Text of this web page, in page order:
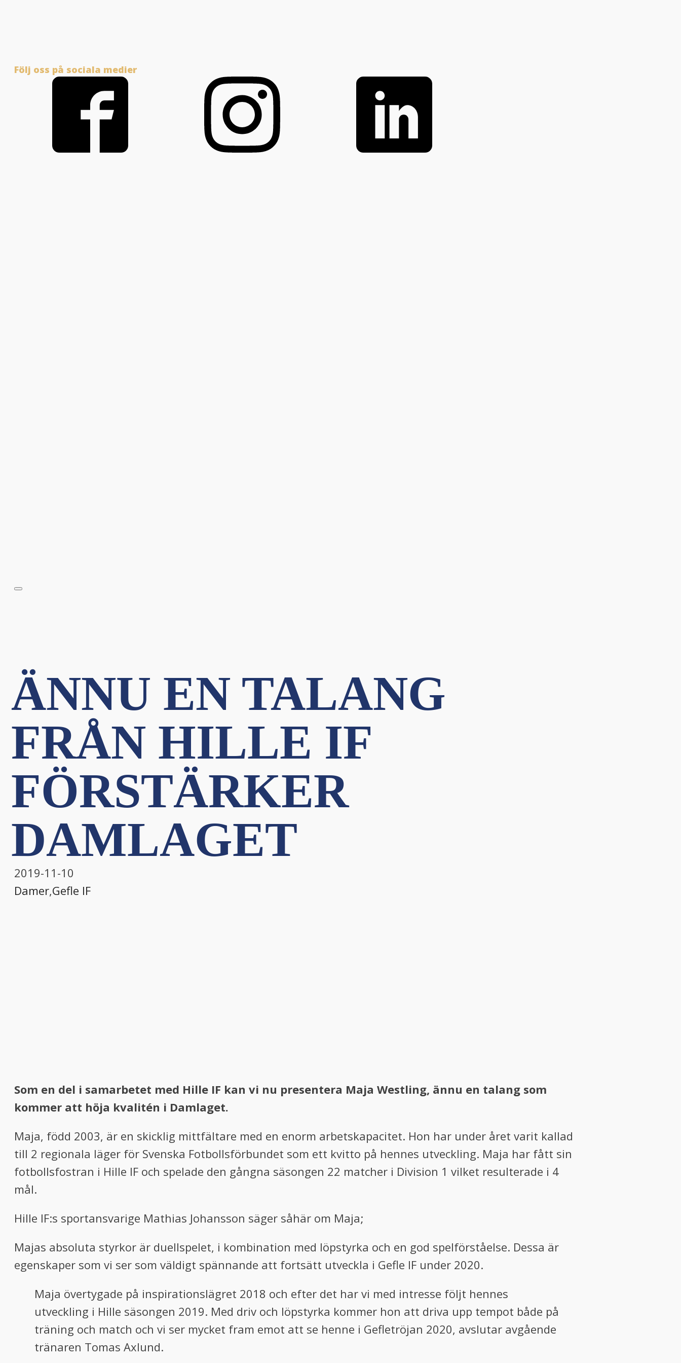
Följ oss på sociala medier
ÄNNU EN TALANG
FRÅN HILLE IF
FÖRSTÄRKER
DAMLAGET
2019-11-10
Damer,Gefle IF
Som en del i samarbetet med Hille IF kan vi nu presentera Maja Westling, ännu en talang som
kommer att höja kvalitén i Damlaget.
Maja, född 2003, är en skicklig mittfältare med en enorm arbetskapacitet. Hon har under året varit kallad
till 2 regionala läger för Svenska Fotbollsförbundet som ett kvitto på hennes utveckling. Maja har fått sin
fotbollsfostran i Hille IF och spelade den gångna säsongen 22 matcher i Division 1 vilket resulterade i 4
mål.
Hille IF:s sportansvarige Mathias Johansson säger såhär om Maja;
Majas absoluta styrkor är duellspelet, i kombination med löpstyrka och en god spelförståelse. Dessa är
egenskaper som vi ser som väldigt spännande att fortsätt utveckla i Gefle IF under 2020.
Maja övertygade på inspirationslägret 2018 och efter det har vi med intresse följt hennes
utveckling i Hille säsongen 2019. Med driv och löpstyrka kommer hon att driva upp tempot både på
träning och match och vi ser mycket fram emot att se henne i Gefletröjan 2020, avslutar avgående
tränaren Tomas Axlund.